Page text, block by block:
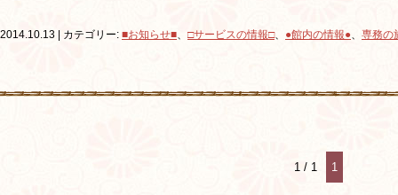
2014.10.13 | カテゴリー: ■お知らせ■、 □サービスの情報□、 ●館内の情報●、 専務の
1 / 1 1